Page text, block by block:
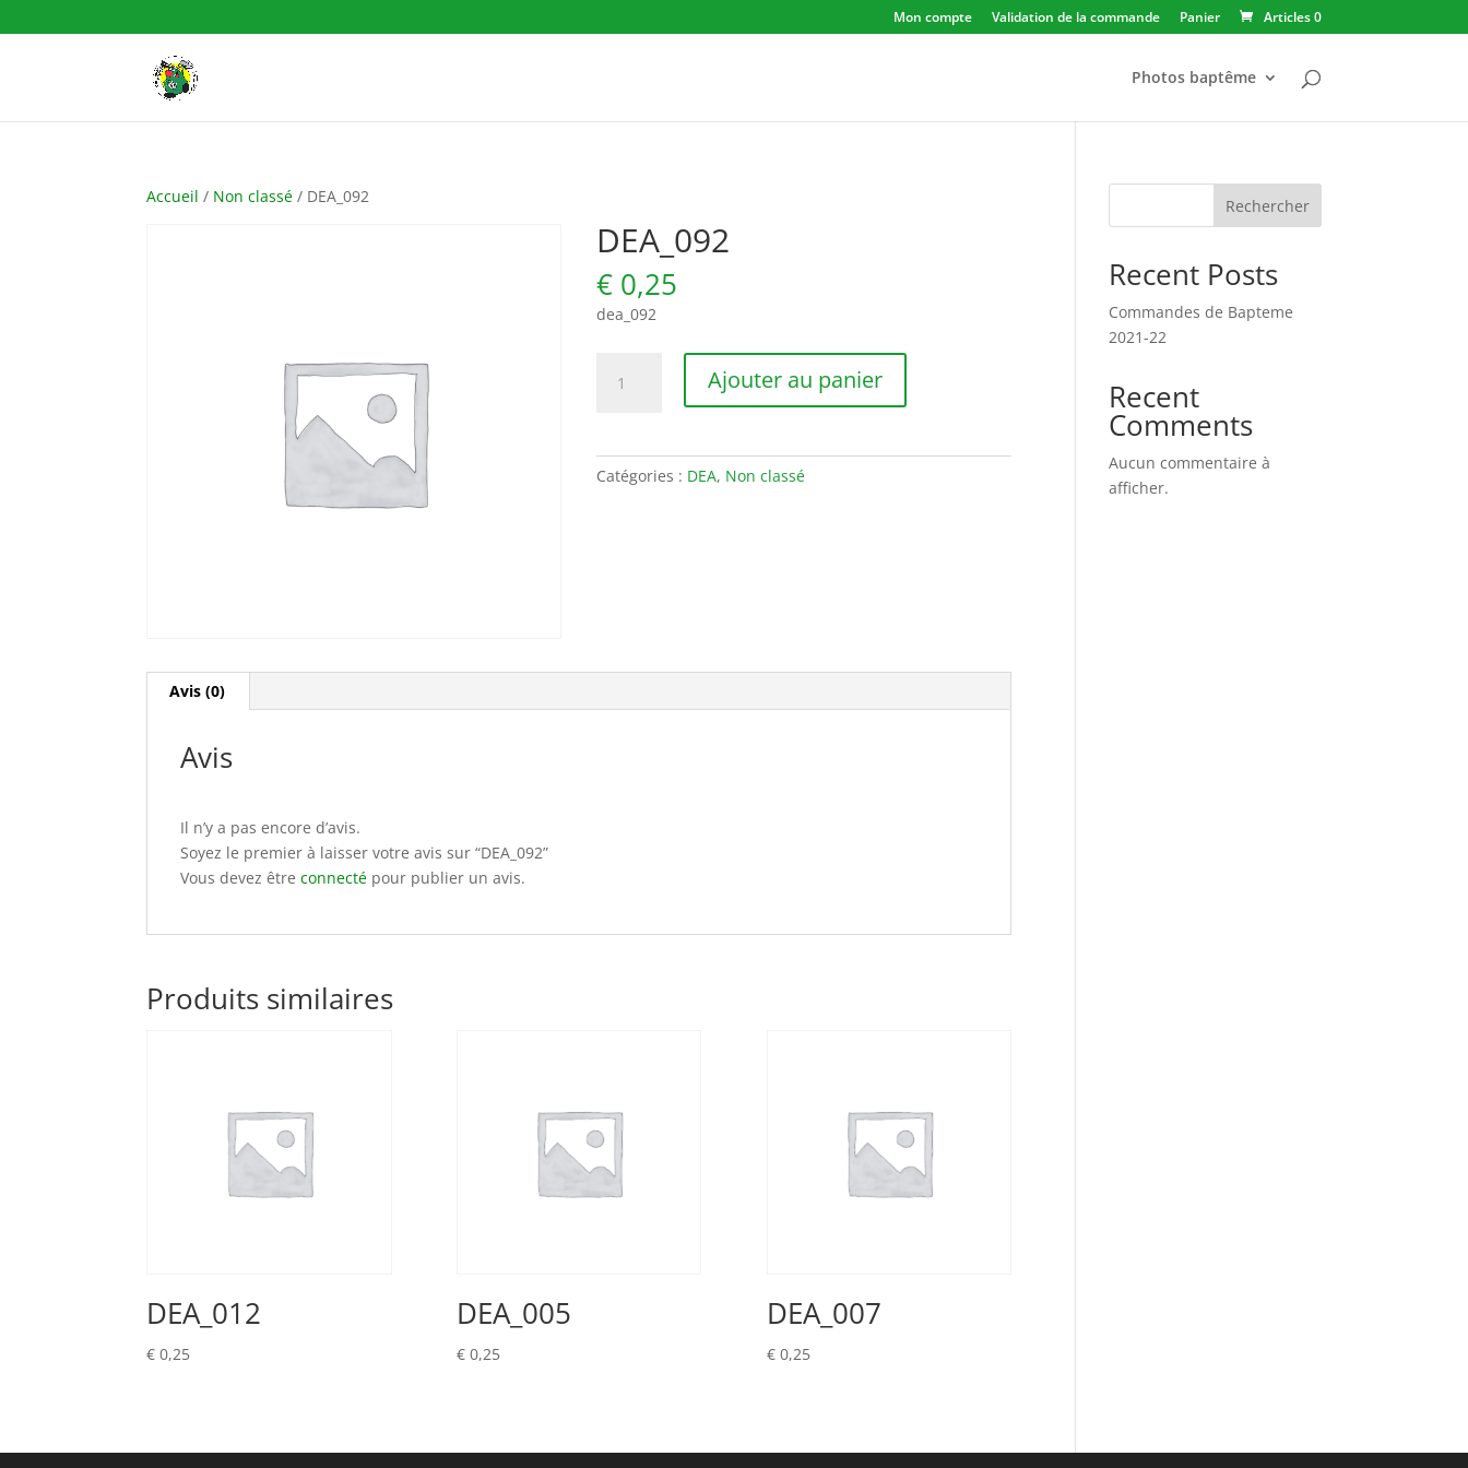
Mon compte Validation de la commande Panier Articles 0
Photos baptême
Accueil / Non classé / DEA_092
DEA_092
€ 0,25
dea_092
Ajouter au panier
Catégories : DEA, Non classé
Avis (0)
Avis
Il n’y a pas encore d’avis.
Soyez le premier à laisser votre avis sur “DEA_092”
Vous devez êtreconnecté pour publier un avis.
Produits similaires
DEA_012
€ 0,25
DEA_005
€0,25
DEA_007
€0,25
Rechercher
Recent Posts
Commandes de Bapteme
2021-22
Recent
Comments
Aucun commentaire à
afficher.